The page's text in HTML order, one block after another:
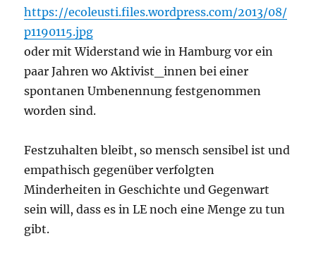
https://ecoleusti.files.wordpress.com/2013/08/
p1190115.jpg
oder mit Widerstand wie in Hamburg vor ein
paar Jahren wo Aktivist_innen bei einer
spontanen Umbenennung festgenommen
worden sind.
Festzuhalten bleibt, so mensch sensibel ist und
empathisch gegenüber verfolgten
Minderheiten in Geschichte und Gegenwart
sein will, dass es in LE noch eine Menge zu tun
gibt.